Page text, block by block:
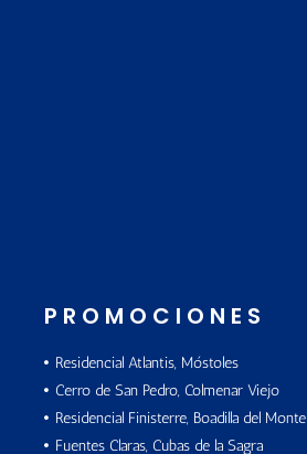
PROMOCIONES
Residencial Atlantis, Móstoles
Cerro de San Pedro, Colmenar Viejo
Residencial Finisterre, Boadilla del Monte
Fuentes Claras, Cubas de la Sagra